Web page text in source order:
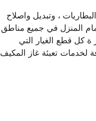
، وتبديل واصلاح
المنزل في جميع مناطق
كل قطع الغيار التي
لخدمات تعبئة غاز المكيف